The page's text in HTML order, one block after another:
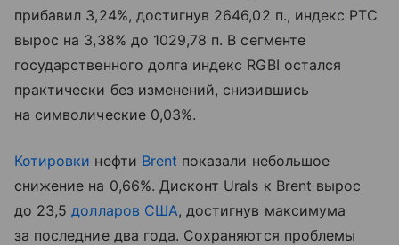
прибавил 3,24%, достигнув 2646,02 п., индекс РТС
вырос на 3,38% до 1029,78 п. В сегменте
государственного долга индекс RGBI остался
практически без изменений, снизившись
на символические 0,03%.
Котировки нефти Brent показали небольшое
снижение на 0,66%. Дисконт Urals к Brent вырос
до 23,5долларов США, достигнув максимума
за последние два года. Сохраняются проблемы